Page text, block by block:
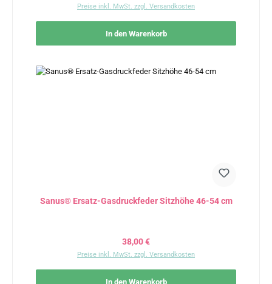
Preise inkl. MwSt. zzgl. Versandkosten
In den Warenkorb
Sanus® Ersatz-Gasdruckfeder Sitzhöhe 46-54 cm
Regulärer Preis:
38,00 €
Preise inkl. MwSt. zzgl. Versandkosten
In den Warenkorb